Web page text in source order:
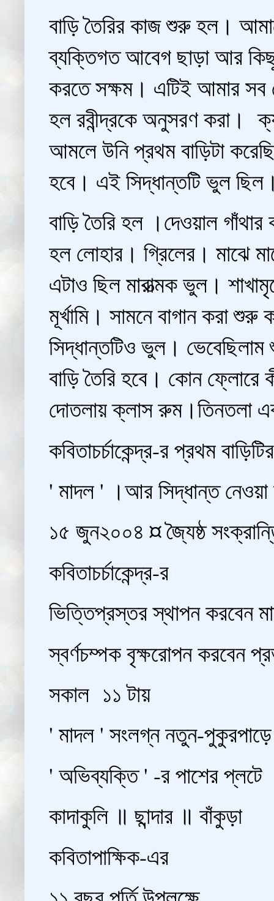
বাড়ি তৈরির কাজ শুরু হল।
ব্যক্তিগত আবেগ ছাড়া আর
করতে সক্ষম। এটিই আমার সব
হল রবীন্দ্রকে অনুসরণ করা।
আমলে উনি প্রথম বাড়িটা
হবে। এই সিদ্ধান্তটি ভুল
বাড়ি তৈরি হল ।দেওয়াল
হল লোহার। গ্রিলের। মাঝে
এটাও ছিল মারাত্মক ভুল।
মূর্খামি। সামনে বাগান করা শুরু
সিদ্ধান্তটিও ভুল।
বাড়ি তৈরি হবে। কোন ফ্লোরে
দোতলায় ক্লাস রুম।তিনতলা
কবিতাচর্চাকেন্দ্র-র প্রথম
' মাদল ' ।আর সিদ্ধান্ত
১৫ জুন২০০৪ ¤ জ্যৈষ্ঠ
কবিতাচর্চাকেন্দ্র-র
ভিত্তিপ্রস্তর স্থাপন করবেন
স্বর্ণচম্পক বৃক্ষরোপন করবেন
সকাল ১১ টায়
' মাদল ' সংলগ্ন নতুন-পুকুরপাড়ে
' অভিব্যক্তি ' -র পাশের প্লটে
কাদাকুলি ॥ ছান্দার ॥ বাঁকুড়া
কবিতাপাক্ষিক-এর